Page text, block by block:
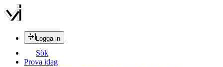
Logga in
Sök
Prova idag